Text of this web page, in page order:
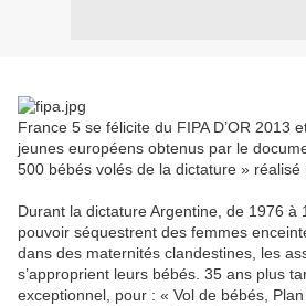
France 5 se félicite du FIPA D’OR 2013
jeunes européens obtenus par le
500 bébés volés de la dictature » réalisé
Durant la dictature Argentine, de 1976 à
pouvoir séquestrent des femmes
dans des maternités clandestines, les
s’approprient leurs bébés. 35 ans plus
exceptionnel, pour : « Vol de bébés,